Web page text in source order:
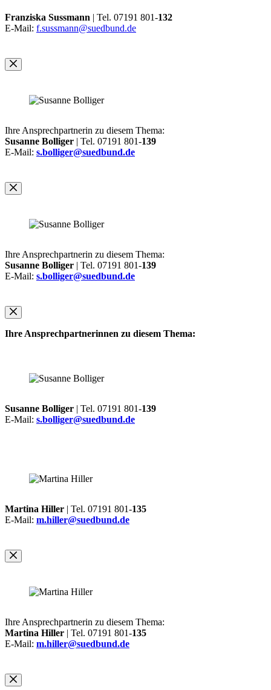
Franziska Sussmann | Tel. 07191 801-132
E-Mail: f.sussmann@suedbund.de
Ihre Ansprechpartnerin zu diesem Thema:
Susanne Bolliger | Tel. 07191 801-139
E-Mail: s.bolliger@suedbund.de
Ihre Ansprechpartnerin zu diesem Thema:
Susanne Bolliger | Tel. 07191 801-139
E-Mail: s.bolliger@suedbund.de
Ihre Ansprechpartnerinnen zu diesem Thema:
Susanne Bolliger | Tel. 07191 801-139
E-Mail: s.bolliger@suedbund.de
Martina Hiller | Tel. 07191 801-135
E-Mail: m.hiller@suedbund.de
Ihre Ansprechpartnerin zu diesem Thema:
Martina Hiller | Tel. 07191 801-135
E-Mail: m.hiller@suedbund.de